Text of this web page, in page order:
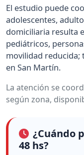
El estudio puede
adolescentes,
domiciliaria resulta
pediátricos,
movilidad
en San Martín.
La atención se
según zona,
¿Cuándo
48 hs?